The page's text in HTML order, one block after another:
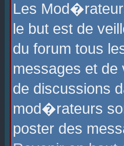
Les
le but est de
du forum tous
messages et
de discussions
mod�rateurs
poster des